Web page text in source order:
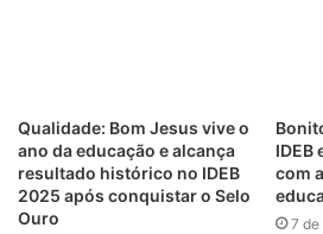
Qualidade: Bom Jesus vive o
ano da educação e alcança
resultado histórico no IDEB
2025 após conquistar o Selo
Ouro
IDEB
com
7 de